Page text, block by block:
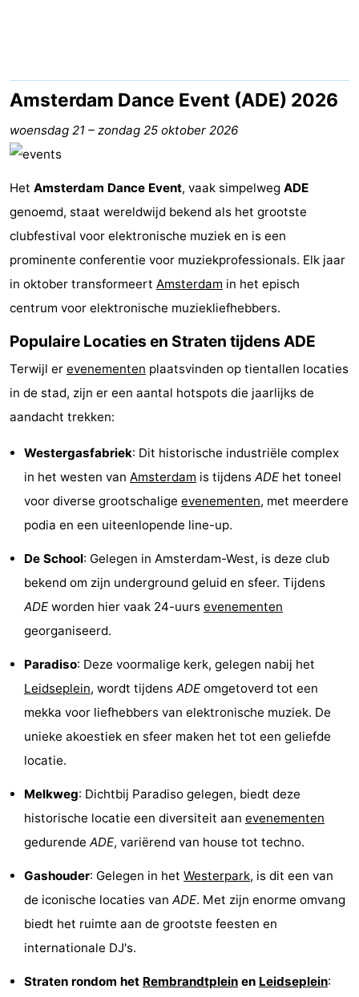
-
Het
Amsterdamse
-
Spaarnwoude
Last
Attracties
Zien
&
doen
Bezienswaardigheden
-
Musea
Monumenten
-
Kerken
-
Rondvaarten
-
Steden
Rondleidingen
Sporten
Fietsen
Nachtleven
Eten
drinken
Winkelen
Markten
Amsterdam Dance Event (ADE) 2026
woensdag 21 – zondag 25 oktober 2026
Het Amsterdam Dance Event, vaak simpelweg ADE
genoemd, staat wereldwijd bekend als het grootste
clubfestival voor elektronische muziek en is een
prominente conferentie voor muziekprofessionals. Elk jaar
in oktober transformeert Amsterdam in het episch
centrum voor elektronische muziekliefhebbers.
Populaire Locaties en Straten tijdens ADE
Terwijl er evenementen plaatsvinden op tientallen locaties
in de stad, zijn er een aantal hotspots die jaarlijks de
aandacht trekken:
Westergasfabriek: Dit historische industriële complex
in het westen van Amsterdam is tijdens ADE het toneel
voor diverse grootschalige evenementen, met meerdere
podia en een uiteenlopende line-up.
De School: Gelegen in Amsterdam-West, is deze club
bekend om zijn underground geluid en sfeer. Tijdens
ADE worden hier vaak 24-uurs evenementen
georganiseerd.
Paradiso: Deze voormalige kerk, gelegen nabij het
Leidseplein, wordt tijdens ADE omgetoverd tot een
mekka voor liefhebbers van elektronische muziek. De
unieke akoestiek en sfeer maken het tot een geliefde
locatie.
Melkweg: Dichtbij Paradiso gelegen, biedt deze
historische locatie een diversiteit aan evenementen
gedurende ADE, variërend van house tot techno.
Gashouder: Gelegen in het Westerpark, is dit een van
de iconische locaties van ADE. Met zijn enorme omvang
biedt het ruimte aan de grootste feesten en
internationale DJ's.
Straten rondom het Rembrandtplein en Leidseplein: